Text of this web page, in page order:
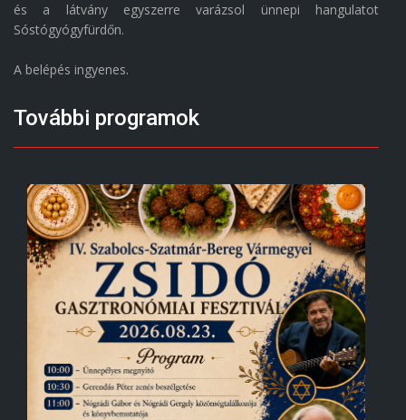
és a látvány egyszerre varázsol ünnepi hangulatot
Sóstógyógyfürdőn.
A belépés ingyenes.
További programok